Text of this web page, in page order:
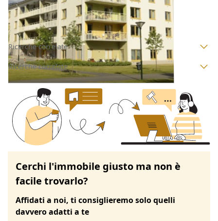
Codice asta: AI3779066
Asta chiusa
Ricerche correlate
Ricerche correlate
Cerchi l'immobile giusto ma non è
facile trovarlo?
Affidati a noi, ti consiglieremo solo quelli
davvero adatti a te